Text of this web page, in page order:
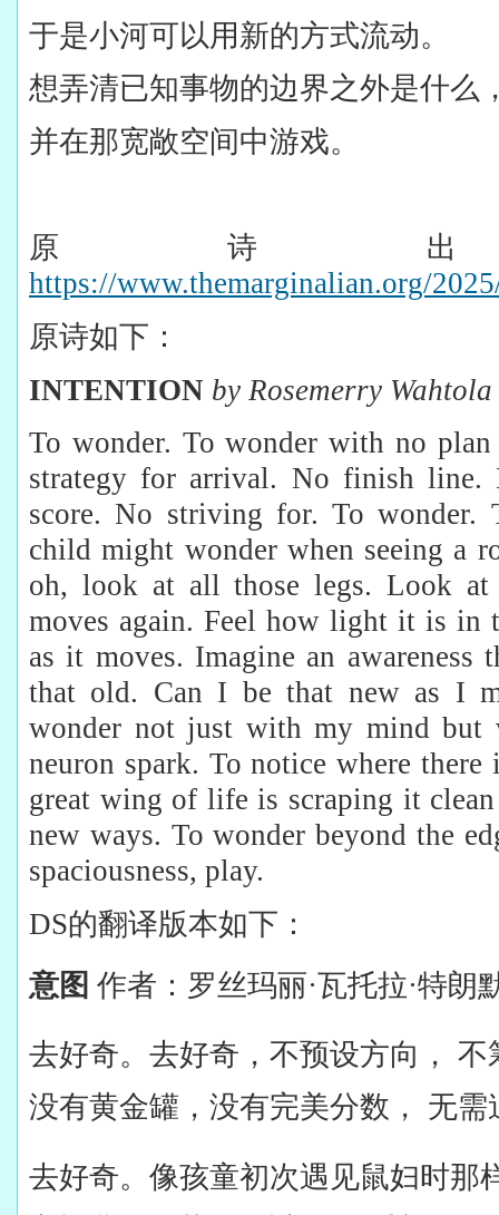
于是小河可以用新的方式流动。
想弄清已知事物的边界之外是什么
并在那宽敞空间中游戏。
原诗
https://www.themarginalian.org/
原诗如下：
INTENTION by Rosemerry
To wonder. To wonder with no
strategy for arrival. No finish
score. No striving for. To wonder.
child might wonder when seeing
oh, look at all those legs. Look
moves again. Feel how light it is in
as it moves. Imagine an
that old. Can I be that new as I
wonder not just with my mind
neuron spark. To notice where
great wing of life is scraping it
new ways. To wonder beyond the
spaciousness, play.
DS的翻译版本如下：
意图 作者：罗丝玛丽·瓦托拉·特朗
去好奇。去好奇，不预设方向，
没有黄金罐，没有完美分数， 无需
去好奇。像孩童初次遇见鼠妇时